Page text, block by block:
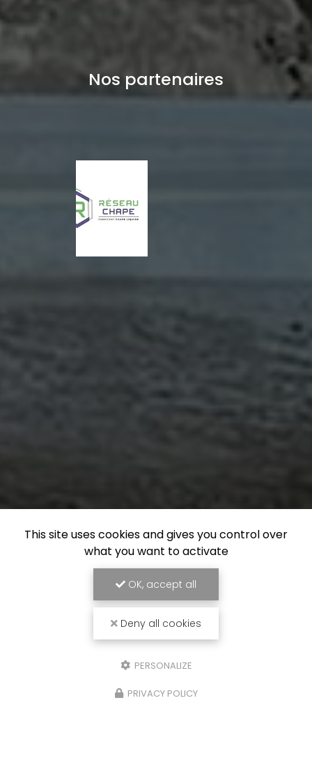
Nos partenaires
This site uses cookies and gives you control over
what you want to activate
OK, accept all
Deny all cookies
PERSONALIZE
PRIVACY POLICY